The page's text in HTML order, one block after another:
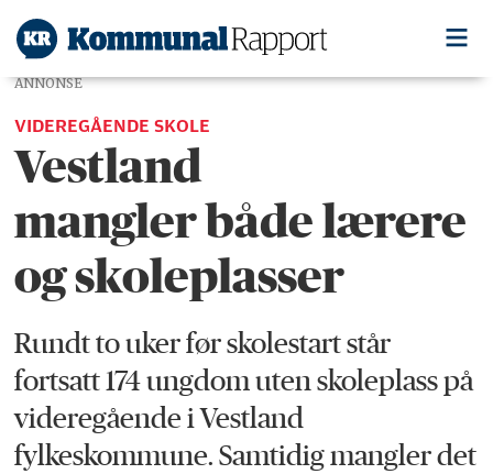
ANNONSE
VIDEREGÅENDE SKOLE
Vestland
mangler både lærere
og skoleplasser
Rundt to uker før skolestart står
fortsatt 174 ungdom uten skoleplass på
videregående i Vestland
fylkeskommune. Samtidig mangler det